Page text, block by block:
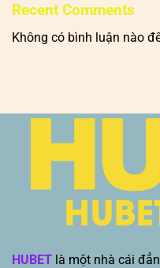
Recent Comments
Không có bình luận nào
HUBET là một nhà cái